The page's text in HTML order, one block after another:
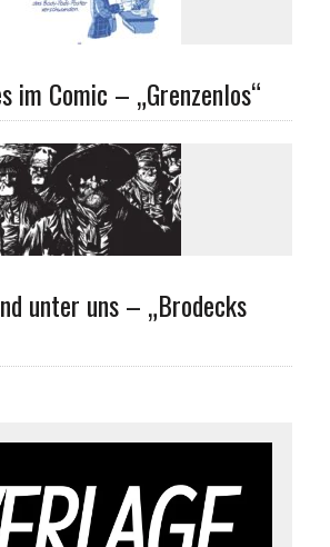
im Comic – „Grenzenlos“
unter uns – „Brodecks